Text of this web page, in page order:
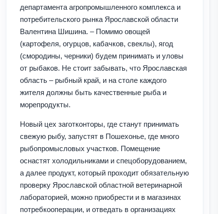
департамента агропромышленного комплекса и
потребительского рынка Ярославской области
Валентина Шишина. – Помимо овощей
(картофеля, огурцов, кабачков, свеклы), ягод
(смородины, черники) будем принимать и уловы
от рыбаков. Не стоит забывать, что Ярославская
область – рыбный край, и на столе каждого
жителя должны быть качественные рыба и
морепродукты.
Новый цех заготконторы, где станут принимать
свежую рыбу, запустят в Пошехонье, где много
рыбопромысловых участков. Помещение
оснастят холодильниками и спецоборудованием,
а далее продукт, который проходит обязательную
проверку Ярославской областной ветеринарной
лабораторией, можно приобрести и в магазинах
потребкооперации, и отведать в организациях